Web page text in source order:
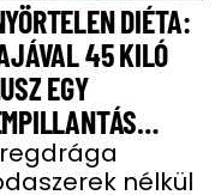
DIÉTA:
45 KILÓ
EGY
nélkül